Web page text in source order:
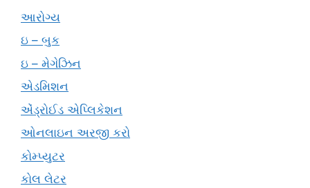
આરોગ્ય
ઇ – બુક
ઇ – મેગેઝિન
એડમિશન
એંડ્રોઈડ એપ્લિકેશન
ઓનલાઇન અરજી કરો
કોમ્પ્યુટર
કોલ લેટર